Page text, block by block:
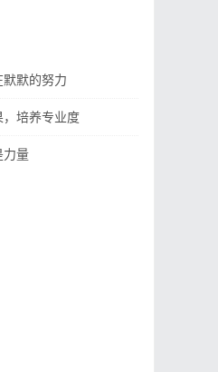
默的努力
培养专业度
力量